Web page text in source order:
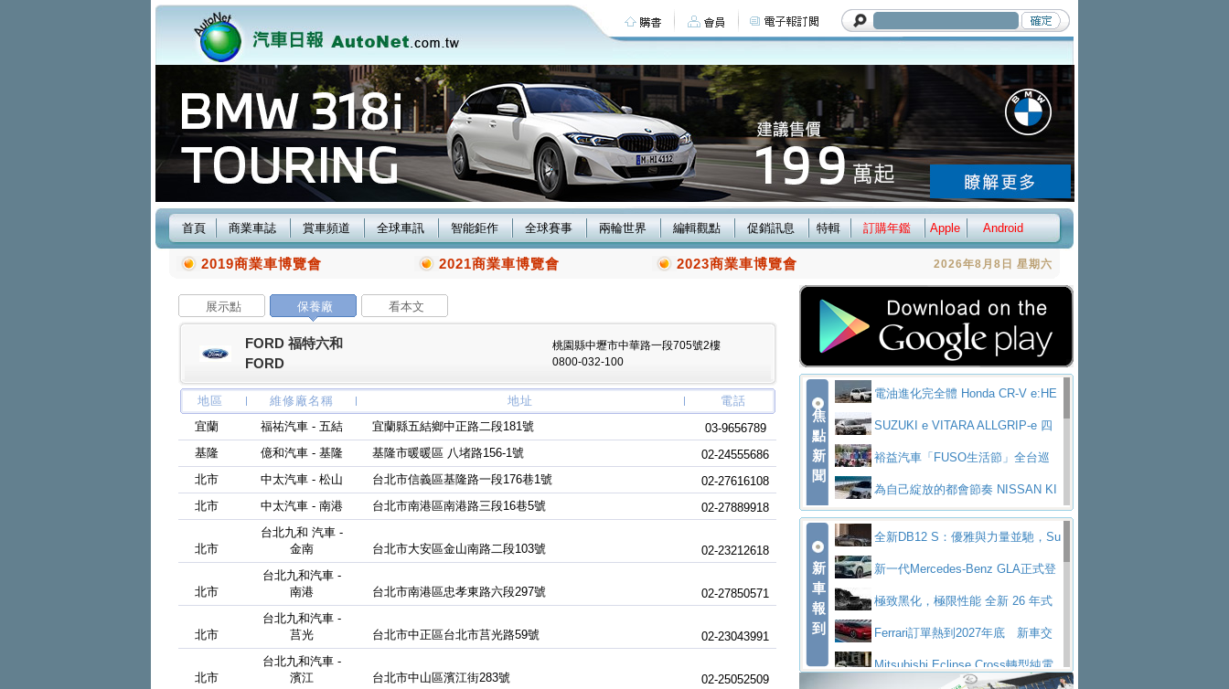
首頁 商業車誌 賞車頻道 全球車訊 智能鉅作 全球賽事 兩輪世界 編輯觀點 促銷訊息 特輯 訂購年鑑 Apple Android
2019商業車博覽會 2021商業車博覽會 2023商業車博覽會 2026年8月8日 星期六
展示點 保養廠 看本文
FORD 福特六和
FORD
桃園縣中壢市中華路一段705號2樓
0800-032-100
地區 維修廠名稱 地址
電話
宜蘭
福祐汽車 - 五結 宜蘭縣五結鄉中正路二段181號
03-9656789
基隆
億和汽車 - 基隆 基隆市暖暖區 八堵路156-1號
02-24555686
北市
中太汽車 - 松山 台北市信義區基隆路一段176巷1號
02-27616108
北市
中太汽車 - 南港 台北市南港區南港路三段16巷5號 02-27889918
北市
台北九和 汽車 -
金南
台北市大安區金山南路二段103號 02-23212618
北市
台北九和汽車 -
南港
台北市南港區忠孝東路六段297號 02-27850571
北市
台北九和汽車 -
莒光
台北市中正區台北市莒光路59號 02-23043991
北市
台北九和汽車 -
濱江
台北市中山區濱江街283號
02-25052509
焦
點
新
聞
電油進化完全體 Honda CR-V e:HE
V PrestigeSUZUKI e VITARA ALLGRIP-e 四
驅精神的純電新詮釋
裕益汽車「FUSO生活節」全台巡
迴 結合生活體驗、交通安全與購車優惠
為自己綻放的都會節奏 NISSAN KI
CKS SAKURA為品味獨具層峰買家打造的頂級座
駕，MAZDA CX-90 33T AWD Premium Ca
ptain Seat
EV
技的座駕! Ford Territory中型油電休旅
SO Super Great今日在台登場，結合先進安
ntis四品牌經銷權，全新多品牌旗艦展示中
屏東特搜大隊再添新利器 SITRAK
新
車
報
到
全新DB12 S：優雅與力量並馳，Su
per Tourer的顛峰之作
新一代Mercedes-Benz GLA正式登
場 續航最高657公里、支援320kW快充
極致黑化，極限性能 全新 26 年式
DEFENDER OCTA BLACK 限量登台
Ferrari訂單熱到2027年底 新車交
付至少得等一年以上
Mitsubishi Eclipse Cross轉型純電